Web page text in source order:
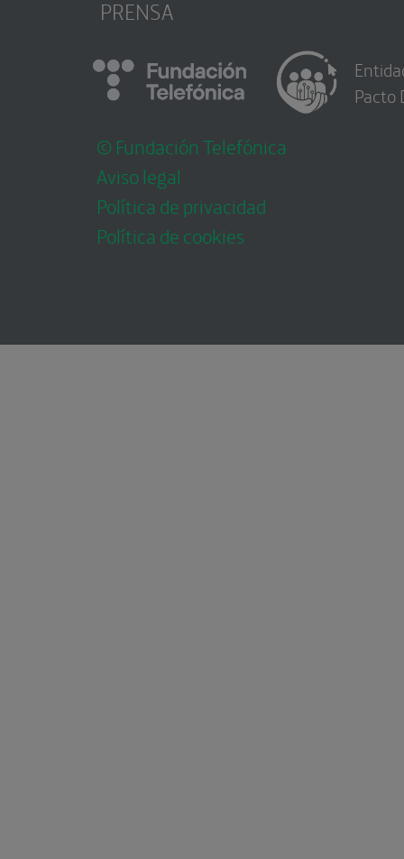
PRENSA
© Fundación Telefónica
Aviso legal
Política de privacidad
Política de cookies
Pacto